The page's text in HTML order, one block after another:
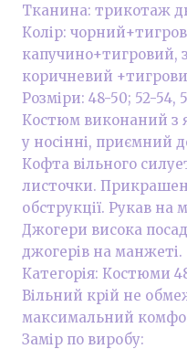
Тканина: трикотаж
Колір:
капучино+тигровий,
коричневий
Розміри: 48-50; 52-54,
Костюм виконаний з
у носінні, приємний
Кофта вільного
листочки.
обструкції. Рукав на
Джогери висока
джогерів на манжеті.
Категорія: Костюми
Вільний крій не
максимальний
Замір по виробу: